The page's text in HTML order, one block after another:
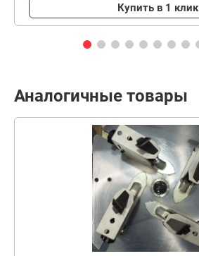
Купить в 1 клик
Аналогичные товары